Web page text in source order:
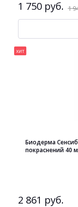
1 750 руб. 1
хит
Биодерма
покраснений 40
2 861 руб.